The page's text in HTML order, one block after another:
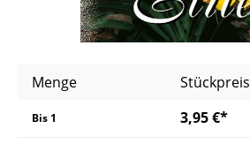
Menge Stückpreis
Bis 1 3,95 €*